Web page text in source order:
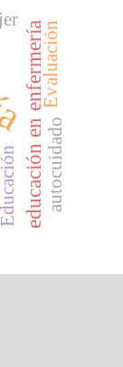
educación en enfermería
Educación autocuidado
Evaluación